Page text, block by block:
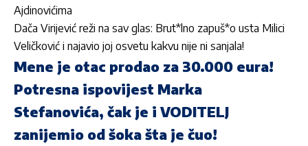
Ajdinovićima
Dača Virijević reži na sav glas: Brut*lno zapuš*o usta Milici
Veličković i najavio joj osvetu kakvu nije ni sanjala!
Mene je otac prodao za 30.000 eura!
Potresna ispovijest Marka
Stefanovića, čak je i VODITELJ
zanijemio od šoka šta je čuo!